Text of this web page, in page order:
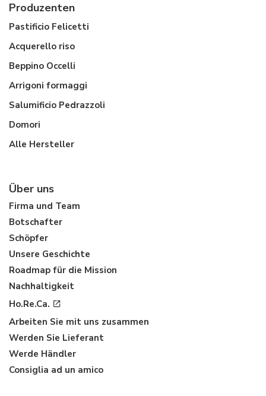
Produzenten
Pastificio Felicetti
Acquerello riso
Beppino Occelli
Arrigoni formaggi
Salumificio Pedrazzoli
Domori
Alle Hersteller
Über uns
Firma und Team
Botschafter
Schöpfer
Unsere Geschichte
Roadmap für die Mission
Nachhaltigkeit
Ho.Re.Ca.
Arbeiten Sie mit uns zusammen
Werden Sie Lieferant
Werde Händler
Consiglia ad un amico